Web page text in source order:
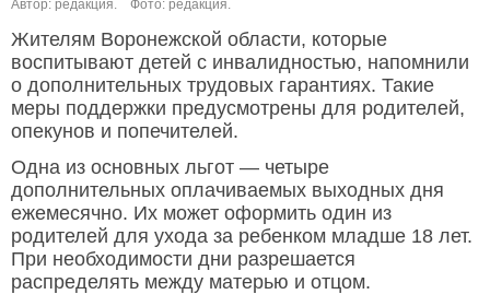
Автор: редакция.
Фото: редакция.
Жителям Воронежской области, которые
воспитывают детей с инвалидностью, напомнили
о дополнительных трудовых гарантиях. Такие
меры поддержки предусмотрены для родителей,
опекунов и попечителей.
Одна из основных льгот — четыре
дополнительных оплачиваемых выходных дня
ежемесячно. Их может оформить один из
родителей для ухода за ребенком младше 18 лет.
При необходимости дни разрешается
распределять между матерью и отцом.